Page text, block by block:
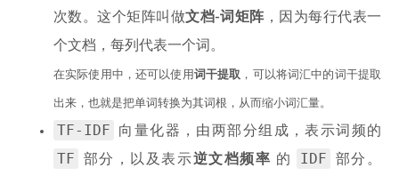
次数。这个矩阵叫做文档-词矩阵，因为每行代表一
个文档，每列代表一个词。
在实际使用中，还可以使用词干提取 ，可以将词汇中的词干提取
出来，也就是把单词转换为其词根，从而缩小词汇量。
TF-IDF 向量化器，由两部分组成，表示词频的
TF 部分，以及表示逆文档频率 的 IDF 部分。